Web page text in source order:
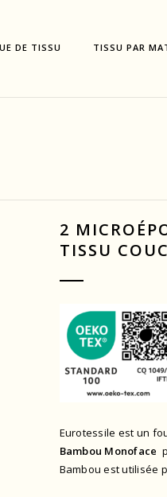
DE TISSU TISSU PAR
2
TISSU
Eurotessile est un
Bambou Monoface
Bambou est utilisée